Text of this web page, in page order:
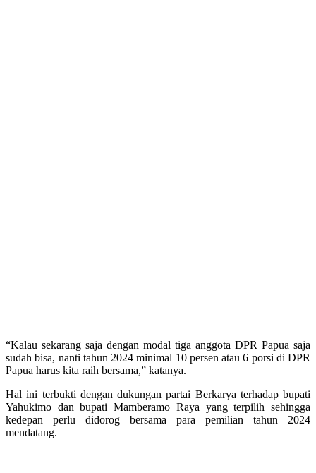
“Kalau sekarang saja dengan modal tiga anggota DPR Papua saja
sudah bisa, nanti tahun 2024 minimal 10 persen atau 6 porsi di DPR
Papua harus kita raih bersama,” katanya.
Hal ini terbukti dengan dukungan partai Berkarya terhadap bupati
Yahukimo dan bupati Mamberamo Raya yang terpilih sehingga
kedepan perlu didorog bersama para pemilian tahun 2024
mendatang.